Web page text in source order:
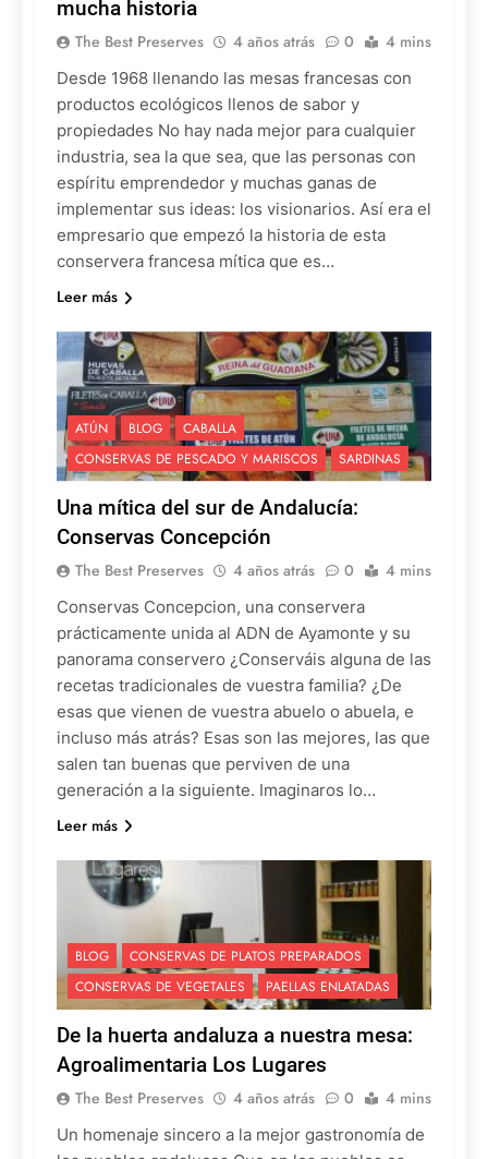
mucha historia
The Best Preserves 4 años atrás 0 4 mins
Desde 1968 llenando las mesas francesas con
productos ecológicos llenos de sabor y
propiedades No hay nada mejor para cualquier
industria, sea la que sea, que las personas con
espíritu emprendedor y muchas ganas de
implementar sus ideas: los visionarios. Así era el
empresario que empezó la historia de esta
conservera francesa mítica que es…
Leer más
ATÚN BLOG
CABALLA
CONSERVAS DE PESCADO Y MARISCOS
SARDINAS
Una mítica del sur de Andalucía:
Conservas Concepción
The Best Preserves 4 años atrás 0 4 mins
Conservas Concepcion, una conservera
prácticamente unida al ADN de Ayamonte y su
panorama conservero ¿Conserváis alguna de las
recetas tradicionales de vuestra familia? ¿De
esas que vienen de vuestra abuelo o abuela, e
incluso más atrás? Esas son las mejores, las que
salen tan buenas que perviven de una
generación a la siguiente. Imaginaros lo…
Leer más
BLOG
CONSERVAS DE PLATOS PREPARADOS
CONSERVAS DE VEGETALES
PAELLAS ENLATADAS
De la huerta andaluza a nuestra mesa:
Agroalimentaria Los Lugares
The Best Preserves 4 años atrás 0 4 mins
Un homenaje sincero a la mejor gastronomía de